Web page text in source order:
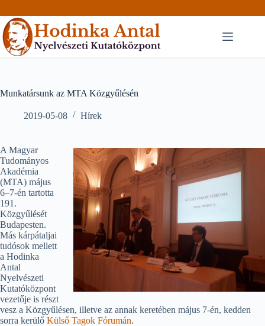
to
content
Munkatársunk az MTA Közgyűlésén
2019-05-08 Hírek
A Magyar
Tudományos
Akadémia
(MTA) május
6–7-én tartotta
191.
Közgyűlését
Budapesten.
Más kárpátaljai
tudósok mellett
a Hodinka
Antal
Nyelvészeti
Kutatóközpont
vezetője is részt
vesz a Közgyűlésen, illetve az annak keretében május 7-én, kedden
sorra kerülő Külső Tagok Fórumán.